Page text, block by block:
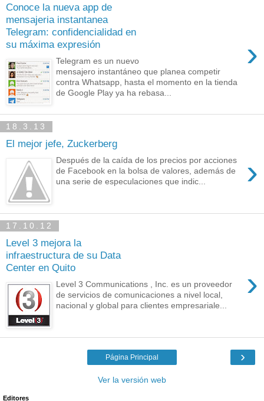
Conoce la nueva app de
mensajeria instantanea
Telegram: confidencialidad en
su máxima expresión
›
Telegram es un nuevo
mensajero instantáneo que planea competir
contra Whatsapp, hasta el momento en la tienda
de Google Play ya ha rebasa...
18.3.13
El mejor jefe, Zuckerberg
›
Después de la caída de los precios por acciones
de Facebook en la bolsa de valores, además de
una serie de especulaciones que indic...
17.10.12
Level 3 mejora la
infraestructura de su Data
Center en Quito
›
Level 3 Communications , Inc. es un proveedor
de servicios de comunicaciones a nivel local,
nacional y global para clientes empresariale...
›
Página Principal
Ver la versión web
Editores